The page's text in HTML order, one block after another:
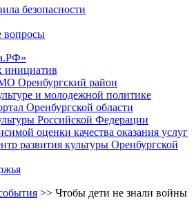
безопасности
вопросы
инициатив
Оренбургский район
и молодежной политике
Оренбургской области
Российской Федерации
оценки качества оказания услуг
развития культуры Оренбургской
>> Чтобы дети не знали войны